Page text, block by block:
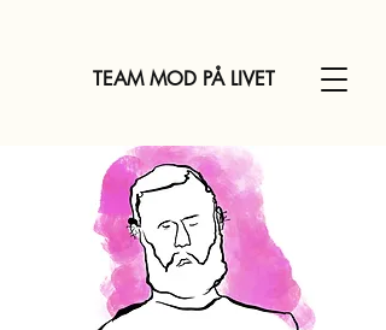
TEAM MOD PÅ LIVET